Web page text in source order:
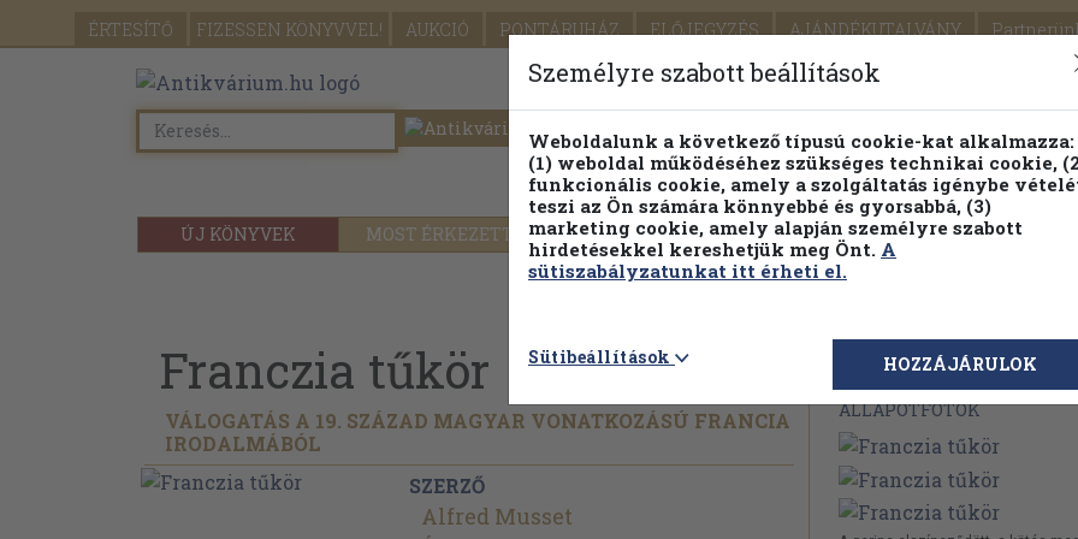
ÉRTESÍTŐ FIZESSEN KÖNYVVEL! AUKCIÓ PONTÁRUHÁZ ELŐJEGYZÉS AJÁNDÉKUTALVÁNY
SEGÍTSÉG
ÚJ KÖNYVEK MOST ÉRKEZETT PILLANATNYI ÁRAINK FENNTARTHATÓ
Részletes kereső Témaköri fa
Franczia tűkör
VÁLOGATÁS A 19. SZÁZAD MAGYAR VONATKOZÁSÚ FRANCIA
IRODALMÁBÓL
SZERZŐ
Alfred Musset
Megvásárolható
ÁLLAPOTFOTÓK
Személyre szabott beállítások
Weboldalunk a következő típusú cookie-kat alkalmazza:
(1) weboldal működéséhez szükséges technikai cookie,
funkcionális cookie, amely a szolgáltatás igénybe
teszi az Ön számára könnyebbé és gyorsabbá, (3)
marketing cookie, amely alapján személyre szabott
hirdetésekkel kereshetjük meg Önt. A
sütiszabályzatunkat itt érheti el.
Sütibeállítások HOZZÁJÁRULOK